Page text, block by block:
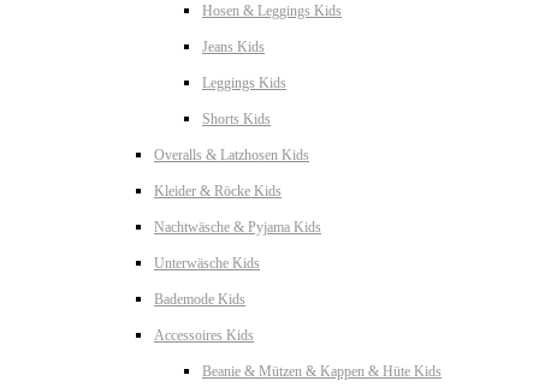
Hosen & Leggings Kids
Jeans Kids
Leggings Kids
Shorts Kids
Overalls & Latzhosen Kids
Kleider & Röcke Kids
Nachtwäsche & Pyjama Kids
Unterwäsche Kids
Bademode Kids
Accessoires Kids
Beanie & Mützen & Kappen & Hüte Kids